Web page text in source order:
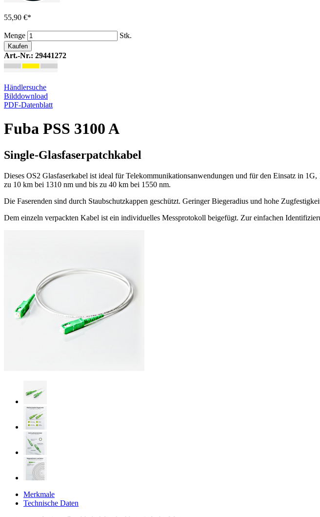
55,90 €*
Menge Stk.
Kaufen
Art.-Nr.: 29441272
Händlersuche
Bilddownload
PDF-Datenblatt
Fuba PSS 3100 A
Single-Glasfaserpatchkabel
Dieses OS2 Glasfaserkabel ist ideal für Telekommunikationsanwendungen und für den Einsatz in
zu 10 km bei 1310 nm und bis zu 40 km bei 1550 nm.
Die Faserenden sind durch Staubschutzkappen geschützt. Geringer Biegeradius und hohe
Dem einzeln verpackten Kabel ist ein individuelles Messprotokoll beigefügt. Zur einfachen
Merkmale
Technische Daten